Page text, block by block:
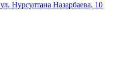
ул. Нурсултана Назарбаева, 10